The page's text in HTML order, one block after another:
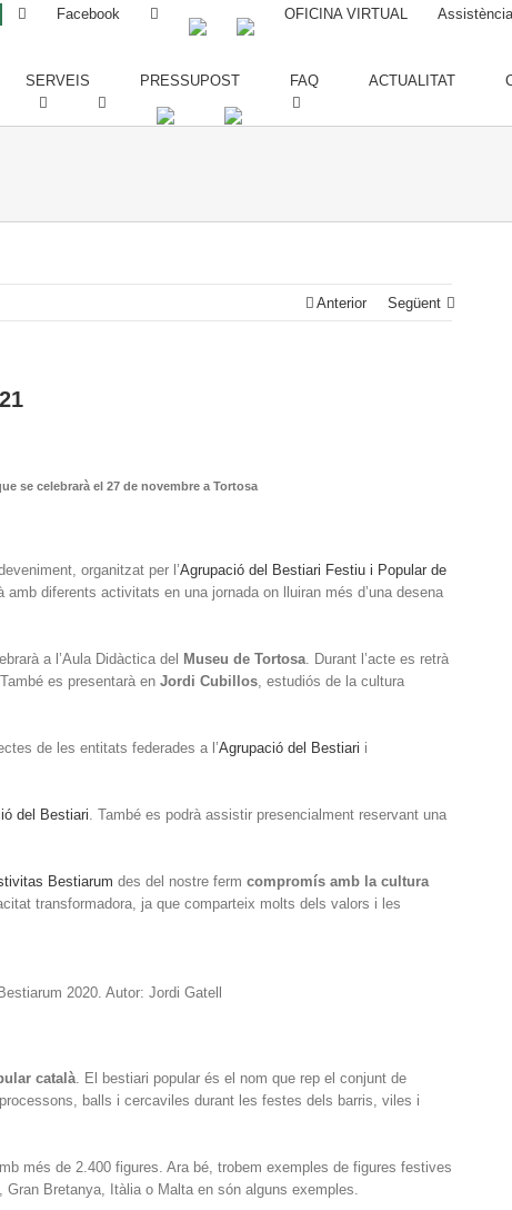
Facebook OFICINA VIRTUAL
SERVEIS PRESSUPOST FAQ ACTUALITAT
Anterior Següent
se celebrarà el 27 de novembre a Tortosa
organitzat per l’Agrupació del Bestiari Festiu i Popular de
amb diferents activitats en una jornada on lluiran més d’una desena
a l’Aula Didàctica del Museu de Tortosa. Durant l’acte es retrà
es presentarà en Jordi Cubillos, estudiós de la cultura
de les entitats federades a l’Agrupació del Bestiari i
del Bestiari. També es podrà assistir presencialment reservant una
Bestiarum des del nostre ferm compromís amb la cultura
transformadora, ja que comparteix molts dels valors i les
2020. Autor: Jordi Gatell
català. El bestiari popular és el nom que rep el conjunt de
balls i cercaviles durant les festes dels barris, viles i
més de 2.400 figures. Ara bé, trobem exemples de figures festives
Bretanya, Itàlia o Malta en són alguns exemples.